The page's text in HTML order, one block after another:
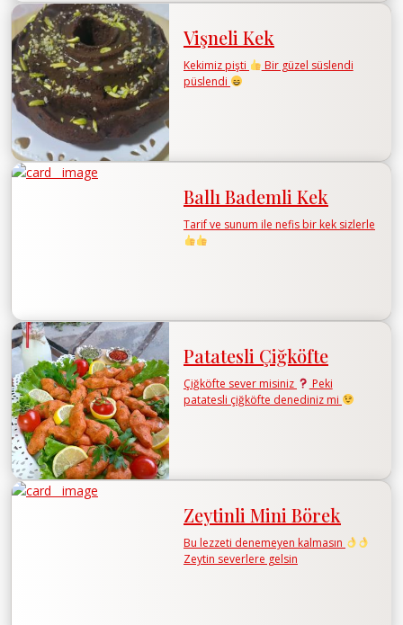
Vişneli Kek
Kekimiz pişti
Bir güzel süslendi
püslendi
Ballı Bademli Kek
Tarif ve sunum ile nefis bir kek sizlerle
Patatesli Çiğköfte
Çiğköfte sever misiniz
Peki
patatesli çiğköfte denediniz mi
Zeytinli Mini Börek
Bu lezzeti denemeyen kalmasın
Zeytin severlere gelsin